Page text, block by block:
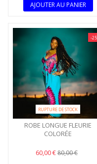
AJOUTER AU PANIER
-
RUPTURE DE STOCK
ROBE LONGUE FLEURIE
COLORÉE
60,00 €80,00 €